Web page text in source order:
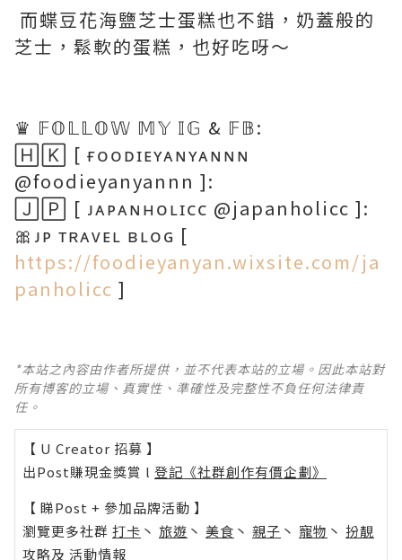
而蝶豆花海鹽芝士蛋糕也不錯，奶蓋般的
芝士，鬆軟的蛋糕，也好吃呀～
♛ 𝔽𝕆𝕃𝕃𝕆𝕎 𝕄𝕐 𝕀𝔾 & 𝔽𝔹:
🄷🄺 [ ғᴏᴏᴅɪᴇʏᴀɴʏᴀɴɴɴ
@foodieyanyannn ]:
🄹🄿 [ ᴊᴀᴘᴀɴʜᴏʟɪᴄᴄ @japanholicc ]:
🎀ᴊᴘ ᴛʀᴀᴠᴇʟ ʙʟᴏɢ [
https://foodieyanyan.wixsite.com/ja
panholicc ]
*本站之內容由作者所提供，並不代表本站的立場。因此本站對
所有博客的立場、真實性、準確性及完整性不負任何法律責
任。
【 U Creator 招募 】
出Post賺現金獎賞 l 登記《社群創作有價企劃》
【 睇Post + 參加品牌活動 】
瀏覽更多社群 打卡 丶 旅遊 丶 美食 丶 親子 丶 寵物 丶 扮靚
攻略及 活動情報